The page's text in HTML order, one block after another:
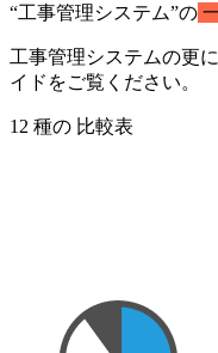
“工事管理システム”の
工事管理システムの更
イドをご覧ください。
12 種の 比較表